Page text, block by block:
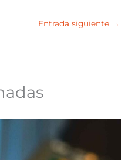
Entrada siguiente →